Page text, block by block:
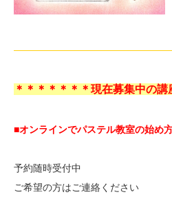
＊＊＊＊＊＊＊現在募集中の講
■オンラインでパステル教室の始め
予約随時受付中
ご希望の方はご連絡ください